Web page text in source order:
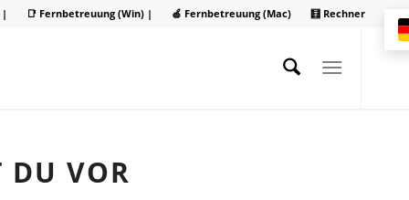
| 📑 Fernbetreuung (Win) | 🍏 Fernbetreuung (Mac) 🧮 Rechner
DU VOR